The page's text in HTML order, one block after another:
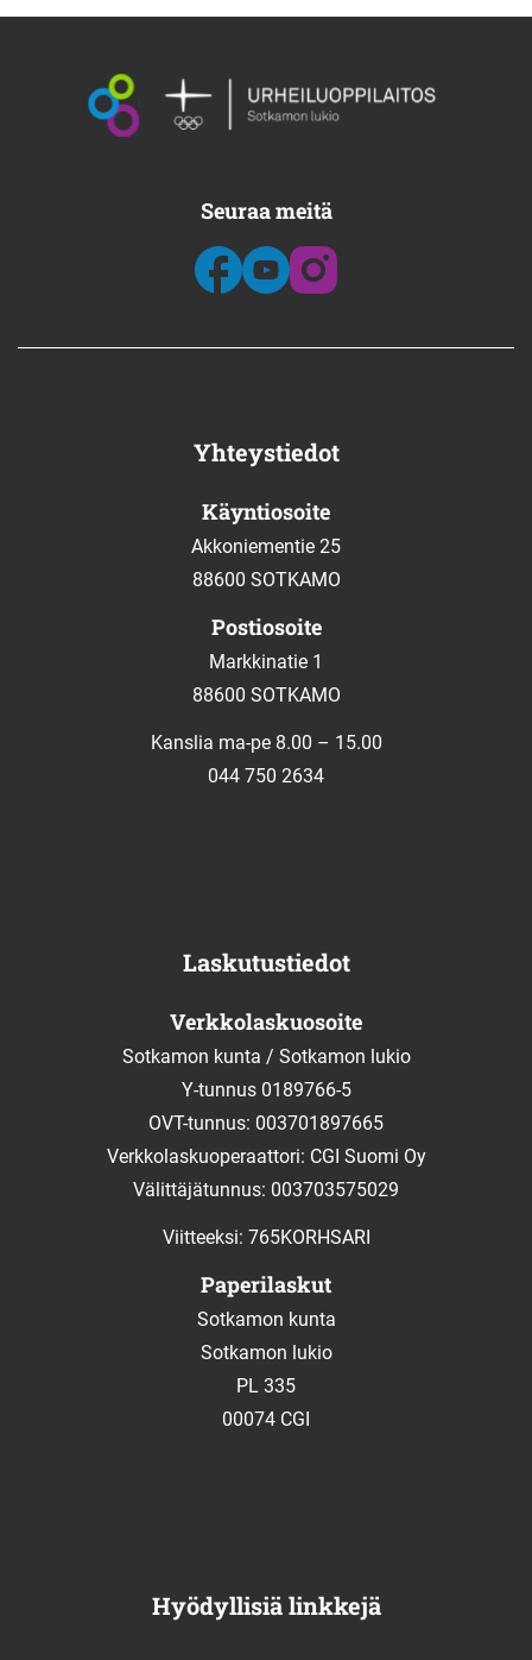
Seuraa meitä
Yhteystiedot
Käyntiosoite
Akkoniementie 25
88600 SOTKAMO
Postiosoite
Markkinatie 1
88600 SOTKAMO
Kanslia ma-pe 8.00 – 15.00
044 750 2634
Laskutustiedot
Verkkolaskuosoite
Sotkamon kunta / Sotkamon lukio
Y-tunnus 0189766-5
OVT-tunnus: 003701897665
Verkkolaskuoperaattori: CGI Suomi Oy
Välittäjätunnus: 003703575029
Viitteeksi: 765KORHSARI
Paperilaskut
Sotkamon kunta
Sotkamon lukio
PL 335
00074 CGI
Hyödyllisiä linkkejä